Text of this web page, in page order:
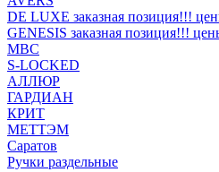
DE LUXE заказная позиция!!!
GENESIS заказная позиция!!!
MBC
S-LOCKED
АЛЛЮР
ГАРДИАН
КРИТ
МЕТТЭМ
Саратов
Ручки раздельные